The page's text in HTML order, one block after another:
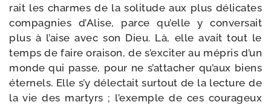
rait les charmes de la soli­tude aux plus déli­cates
com­pa­gnies d’Alise, parce qu’elle y conver­sait
plus à l’aise avec son Dieu. Là, elle avait tout le
temps de faire orai­son, de s’exciter au mépris d’un
monde qui passe, pour ne s’attacher qu’aux biens
éter­nels. Elle s’y délec­tait sur­tout de la lec­ture de
la vie des mar­tyrs ; l’exemple de ces cou­ra­geux